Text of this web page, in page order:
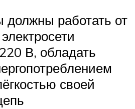
должны работать от
В, обладать
своей